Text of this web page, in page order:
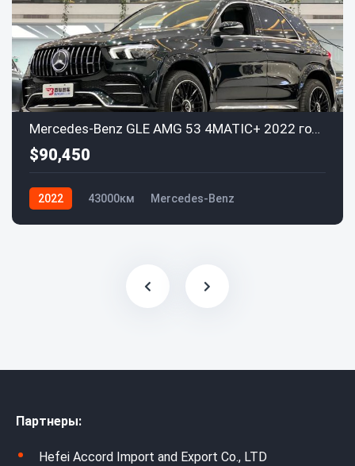
Mercedes-Benz GLE AMG 53 4MATIC+ 2022 года
$90,450
2022 43000км Mercedes-Benz
Партнеры:
Hefei Accord Import and Export Co., LTD